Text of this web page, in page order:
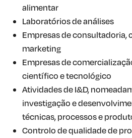
alimentar
Laboratórios de análises
Empresas de consultadoria,
marketing
Empresas de
científico e tecnológico
Atividades de I&D,
investigação e
técnicas, processos e
Controlo de qualidade de